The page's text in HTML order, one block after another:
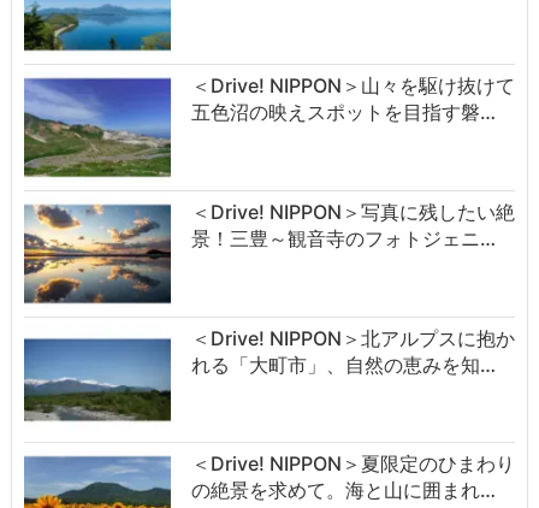
＜Drive! NIPPON＞山々を駆け抜けて
五色沼の映えスポットを目指す磐…
＜Drive! NIPPON＞写真に残したい絶
景！三豊～観音寺のフォトジェニ…
＜Drive! NIPPON＞北アルプスに抱か
れる「大町市」、自然の恵みを知…
＜Drive! NIPPON＞夏限定のひまわり
の絶景を求めて。海と山に囲まれ…